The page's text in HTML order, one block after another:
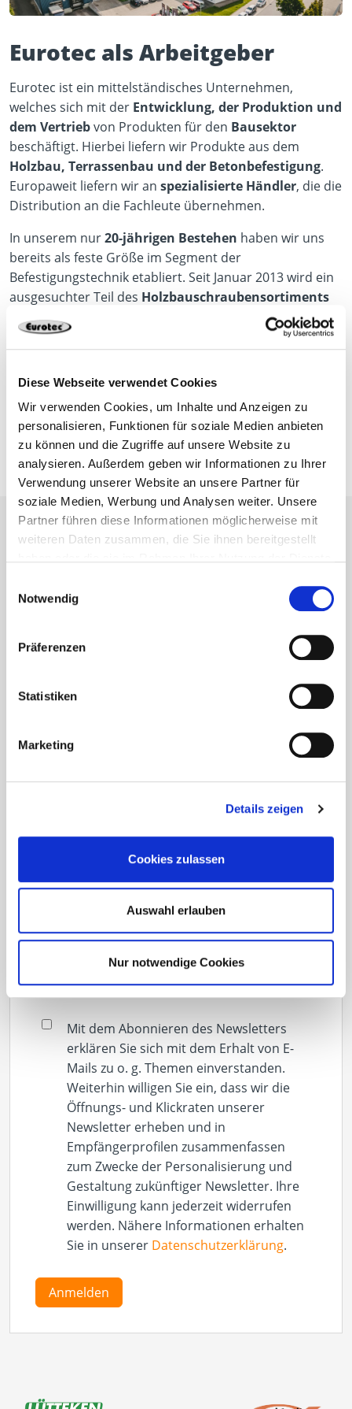
Diese Webseite verwendet Cookies
Wir verwenden Cookies, um Inhalte und Anzeigen zu
personalisieren, Funktionen für soziale Medien anbieten
zu können und die Zugriffe auf unsere Website zu
analysieren. Außerdem geben wir Informationen zu Ihrer
Verwendung unserer Website an unsere Partner für
soziale Medien, Werbung und Analysen weiter. Unsere
Partner führen diese Informationen möglicherweise mit
weiteren Daten zusammen, die Sie ihnen bereitgestellt
Notwendig
Präferenzen
Statistiken
Marketing
Details zeigen
Cookies zulassen
Auswahl erlauben
Nur notwendige Cookies
Eurotec als Arbeitgeber
Eurotec ist ein mittelständisches Unternehmen,
welches sich mit der Entwicklung, der Produktion und
dem Vertriebvon Produkten für den Bausektor
beschäftigt. Hierbei liefern wir Produkte aus dem
Holzbau, Terrassenbau und der Betonbefestigung.
Europaweit liefern wir an spezialisierte Händler, die die
Distribution an die Fachleute übernehmen.
In unserem nur20-jährigen Bestehen haben wir uns
bereits als feste Größe im Segment der
Befestigungstechnik etabliert. Seit Januar 2013 wird ein
ausgesuchter Teil des Holzbauschraubensortiments
auf einer ersten Maschine in Hagen gefertigt. Durch die
Erweiterung des Maschinenparks wurde die
Spektrum aus der eigenen Produktion anbieten können.
rund um Eurotec verpassen
Über welche Themen möchten Sie informiert
werden?
Fassade
Holzbau
Werkzeuge
Eurotec COACH Solar
Mit dem Abonnieren des Newsletters
erklären Sie sich mit dem Erhalt von E-
Mails zu o. g. Themen einverstanden.
Weiterhin willigen Sie ein, dass wir die
Öffnungs- und Klickraten unserer
Newsletter erheben und in
Empfängerprofilen zusammenfassen
zum Zwecke der Personalisierung und
Gestaltung zukünftiger Newsletter. Ihre
Einwilligung kann jederzeit widerrufen
werden. Nähere Informationen erhalten
Sie in unserer Datenschutzerklärung.